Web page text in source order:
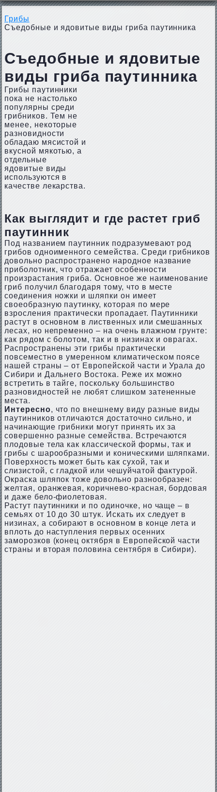
Грибы
Съедобные и ядовитые виды гриба паутинника
Съедобные и ядовитые
виды гриба паутинника
Грибы паутинники
пока не настолько
популярны среди
грибников. Тем не
менее, некоторые
разновидности
обладаю мясистой и
вкусной мякотью, а
отдельные
ядовитые виды
используются в
качестве лекарства.
Как выглядит и где растет гриб
паутинник
Под названием паутинник подразумевают род
грибов одноименного семейства. Среди грибников
довольно распространено народное название
приболотник, что отражает особенности
произрастания гриба. Основное же наименование
гриб получил благодаря тому, что в месте
соединения ножки и шляпки он имеет
своеобразную паутинку, которая по мере
взросления практически пропадает. Паутинники
растут в основном в лиственных или смешанных
лесах, но непременно – на очень влажном грунте:
как рядом с болотом, так и в низинах и оврагах.
Распространены эти грибы практически
повсеместно в умеренном климатическом поясе
нашей страны – от Европейской части и Урала до
Сибири и Дальнего Востока. Реже их можно
встретить в тайге, поскольку большинство
разновидностей не любят слишком затененные
места.
Интересно, что по внешнему виду разные виды
паутинников отличаются достаточно сильно, и
начинающие грибники могут принять их за
совершенно разные семейства. Встречаются
плодовые тела как классической формы, так и
грибы с шарообразными и коническими шляпками.
Поверхность может быть как сухой, так и
слизистой, с гладкой или чешуйчатой фактурой.
Окраска шляпок тоже довольно разнообразен:
желтая, оранжевая, коричнево-красная, бордовая
и даже бело-фиолетовая.
Растут паутинники и по одиночке, но чаще – в
семьях от 10 до 30 штук. Искать их следует в
низинах, а собирают в основном в конце лета и
вплоть до наступления первых осенних
заморозков (конец октября в Европейской части
страны и вторая половина сентября в Сибири).